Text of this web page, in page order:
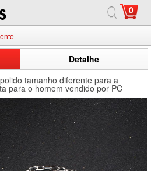
0
Detalhe
tamanho diferente para a
para o homem vendido por PC
32